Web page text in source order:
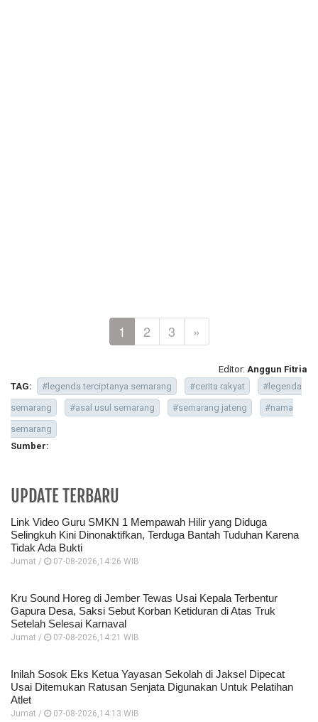
1 2 3 »
Editor: Anggun Fitria
TAG:
#legenda terciptanya semarang #cerita rakyat
#legenda
semarang
#asal usul semarang #semarang jateng
#nama
semarang
Sumber:
UPDATE TERBARU
Link Video Guru SMKN 1 Mempawah Hilir yang Diduga
Selingkuh Kini Dinonaktifkan, Terduga Bantah Tuduhan Karena
Tidak Ada Bukti
Jumat / 07-08-2026,14:26 WIB
Kru Sound Horeg di Jember Tewas Usai Kepala Terbentur
Gapura Desa, Saksi Sebut Korban Ketiduran di Atas Truk
Setelah Selesai Karnaval
Jumat / 07-08-2026,14:21 WIB
Inilah Sosok Eks Ketua Yayasan Sekolah di Jaksel Dipecat
Usai Ditemukan Ratusan Senjata Digunakan Untuk Pelatihan
Atlet
Jumat / 07-08-2026,14:13 WIB